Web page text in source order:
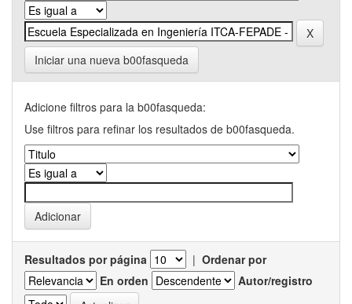
Iniciar una nueva b00fasqueda
Adicione filtros para la b00fasqueda:
Use filtros para refinar los resultados de b00fasqueda.
Resultados por página | Ordenar por
En orden
Autor/registro